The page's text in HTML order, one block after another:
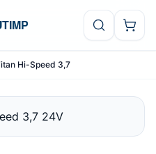
Hi-Speed 3,7